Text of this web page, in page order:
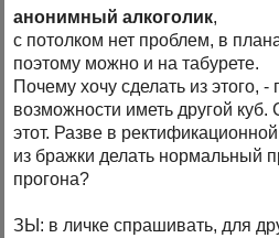
анонимный алкоголик,
с потолком нет проблем, в
поэтому можно и на табурете.
Почему хочу сделать из этого, -
возможности иметь другой куб.
этот. Разве в
из бражки делать нормальный
прогона?
ЗЫ: в личке спрашивать, для